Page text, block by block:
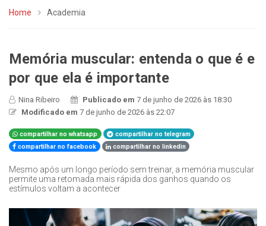
Home Academia
Memória muscular: entenda o que é e
por que ela é importante
Nina Ribeiro Publicado em7 de junho de 2026 às 18:30
Modificado em 7 de junho de 2026 às 22:07
compartilhar no whatsapp
compartilhar no telegram
compartilhar no facebook
compartilhar no linkedin
Mesmo após um longo período sem treinar, a memória muscular
permite uma retomada mais rápida dos ganhos quando os
estímulos voltam a acontecer